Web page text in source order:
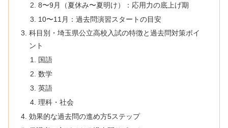
8〜9月（夏休み〜夏明け）：応用力の底上げ期
10〜11月：過去問演習スタートの目安
科目別・埼玉県公立高校入試の特徴と過去問対策ポイ
ント
国語
数学
英語
理科・社会
効果的な過去問の進め方5ステップ